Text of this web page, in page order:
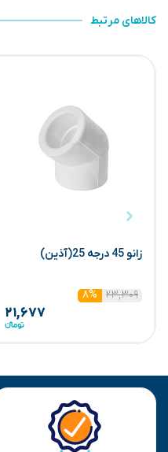
کالاهای مرتبط
زانو 45 درجه 25(آذین)
۲۳,۳۰۹ ۸%
۲۱,۶۷۷